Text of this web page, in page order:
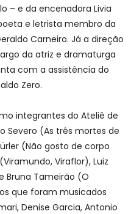
– e da encenadora Livia
e letrista membro da
Carneiro. Já a direção
da atriz e dramaturga
com a assistência do
Zero.
integrantes do Ateliê de
Severo (As três mortes de
(Não gosto de corpo
Viraflor), Luiz
Bruna Tameirão (O
que foram musicados
Denise Garcia, Antonio